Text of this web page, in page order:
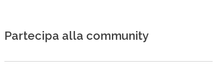
Partecipa alla community